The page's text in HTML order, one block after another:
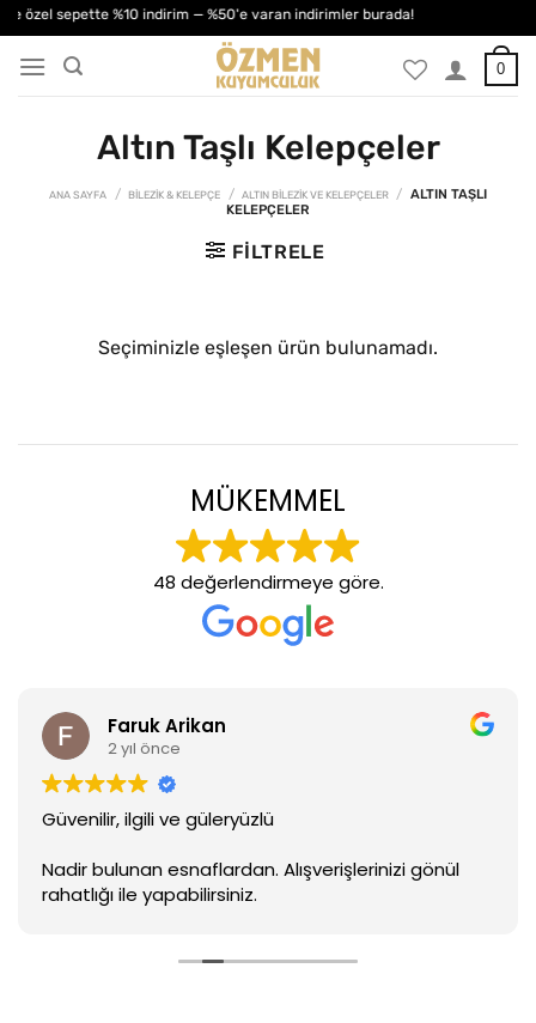
İçeriğe
atla
sepette %10 indirim — %50'e varan indirimler burada!
0
Altın Taşlı Kelepçeler
ANA SAYFA / BILEZIK & KELEPÇE / ALTIN BILEZIK VE KELEPÇELER / ALTIN TAŞLI
KELEPÇELER
FILTRELE
Seçiminizle eşleşen ürün bulunamadı.
MÜKEMMEL
48 değerlendirmeye göre.
Faruk Arikan
2 yıl önce
Güvenilir, ilgili ve güleryüzlü
Nadir bulunan esnaflardan. Alışverişlerinizi gönül
rahatlığı ile yapabilirsiniz.